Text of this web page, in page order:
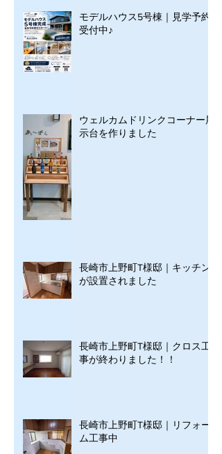
モデルハウス5号棟｜見学予約
受付中♪
ウェルカムドリンクコーナー展
示台を作りました
長崎市上野町T様邸｜キッチン
が設置されました
長崎市上野町T様邸｜クロス工
事が終わりました！！
長崎市上野町T様邸｜リフォー
ム工事中